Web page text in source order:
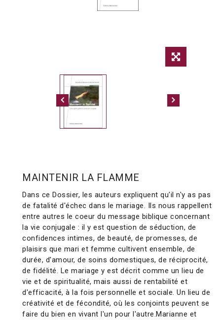
MAINTENIR LA FLAMME
Dans ce Dossier, les auteurs expliquent qu'il n'y as pas
de fatalité d'échec dans le mariage. Ils nous rappellent
entre autres le coeur du message biblique concernant
la vie conjugale : il y est question de séduction, de
confidences intimes, de beauté, de promesses, de
plaisirs que mari et femme cultivent ensemble, de
durée, d'amour, de soins domestiques, de réciprocité,
de fidélité. Le mariage y est décrit comme un lieu de
vie et de spiritualité, mais aussi de rentabilité et
d'efficacité, à la fois personnelle et sociale. Un lieu de
créativité et de fécondité, où les conjoints peuvent se
faire du bien en vivant l'un pour l'autre.Marianne et